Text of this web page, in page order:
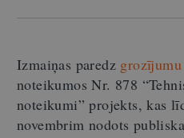
Izmaiņas paredz grozījumu
noteikumos Nr. 878
noteikumi” projekts, kas
novembrim nodots